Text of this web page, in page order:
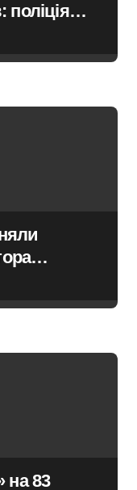
поліція
посадовцю
сервісу
на 83